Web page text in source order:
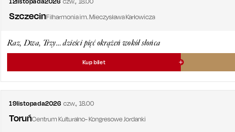
SzczecinFilharmonia im. Mieczysława Karłowicza
Raz, Dwa, Trzy… dzieści pięć okrążeń wokół słońca
Kup bilet
19listopada2026 czw.,18.00
ToruńCentrum Kulturalno- Kongresowe Jordanki